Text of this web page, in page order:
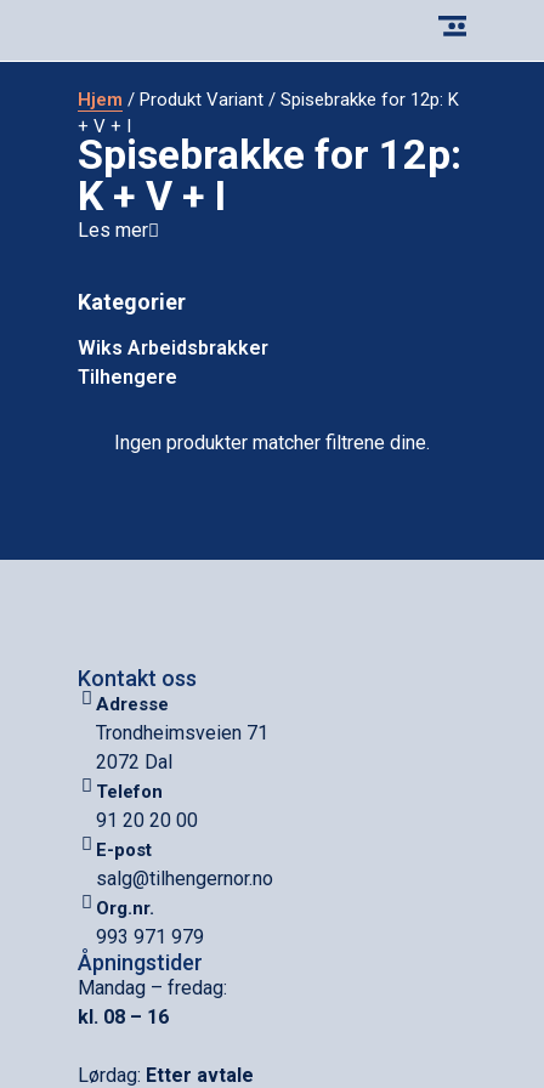
Hjem / Produkt Variant / Spisebrakke for 12p: K
+ V + I
Spisebrakke for 12p:
K + V + I
Les mer
Kategorier
Wiks Arbeidsbrakker
Tilhengere
Ingen produkter matcher filtrene dine.
Kontakt oss
Adresse
Trondheimsveien 71
2072 Dal
Telefon
91 20 20 00
E-post
salg@tilhengernor.no
Org.nr.
993 971 979
Åpningstider
Mandag – fredag:
kl. 08 – 16
Lørdag: Etter avtale